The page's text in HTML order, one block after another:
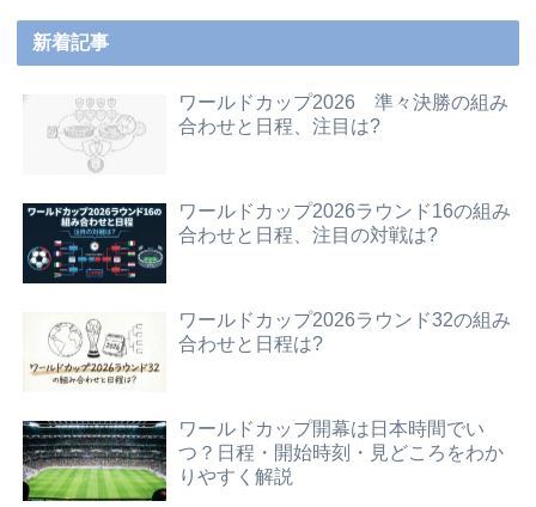
新着記事
ワールドカップ2026 準々決勝の組み
合わせと日程、注目は?
ワールドカップ2026ラウンド16の組み
合わせと日程、注目の対戦は?
ワールドカップ2026ラウンド32の組み
合わせと日程は?
ワールドカップ開幕は日本時間でい
つ？日程・開始時刻・見どころをわか
りやすく解説